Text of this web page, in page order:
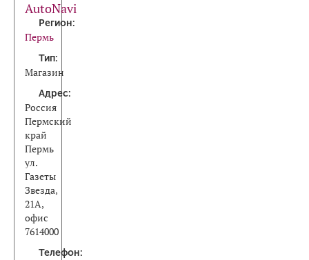
AutoNavi
Регион:
Пермь
Тип:
Магазин
Адрес:
Россия
Пермский
край
Пермь
ул.
Газеты
Звезда,
21А,
офис
7614000
Телефон: